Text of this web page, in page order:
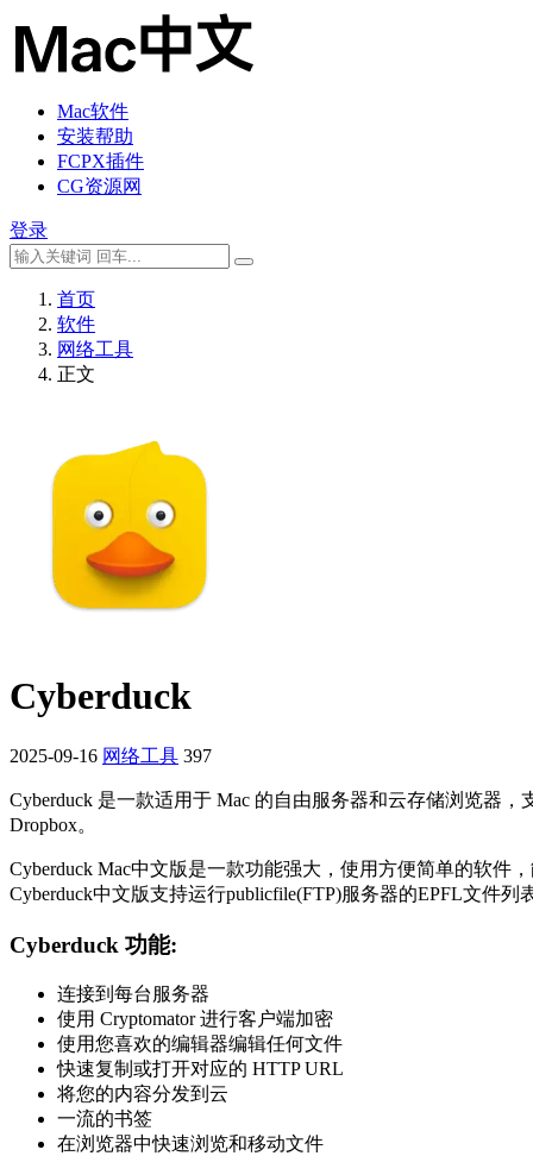
Mac软件
安装帮助
FCPX插件
CG资源网
登录
首页
软件
网络工具
正文
Cyberduck
2025-09-16 网络工具 397
Cyberduck 是一款适用于 Mac 的自由服务器和云存储浏览器，
Dropbox。
Cyberduck Mac中文版是一款功能强大，使用方便简单的软
Cyberduck中文版支持运行publicfile(FTP)服务器的EPFL文件列
Cyberduck 功能:
连接到每台服务器
使用 Cryptomator 进行客户端加密
使用您喜欢的编辑器编辑任何文件
快速复制或打开对应的 HTTP URL
将您的内容分发到云
一流的书签
在浏览器中快速浏览和移动文件